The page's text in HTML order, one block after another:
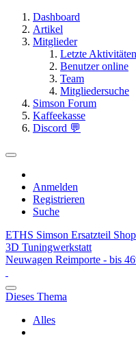
Dashboard
Artikel
Mitglieder
Letzte Aktivitäten
Benutzer online
Team
Mitgliedersuche
Simson Forum
Kaffeekasse
Discord 💬
Anmelden
Registrieren
Suche
ETHS Simson Ersatzteil Shop
3D Tuningwerkstatt
Neuwagen Reimporte - bis
Dieses Thema
Alles